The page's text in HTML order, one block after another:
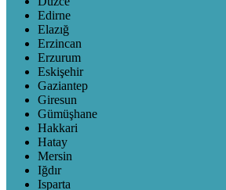
Edirne
Elazığ
Erzincan
Erzurum
Eskişehir
Gaziantep
Giresun
Gümüşhane
Hakkari
Hatay
Mersin
Iğdır
Isparta